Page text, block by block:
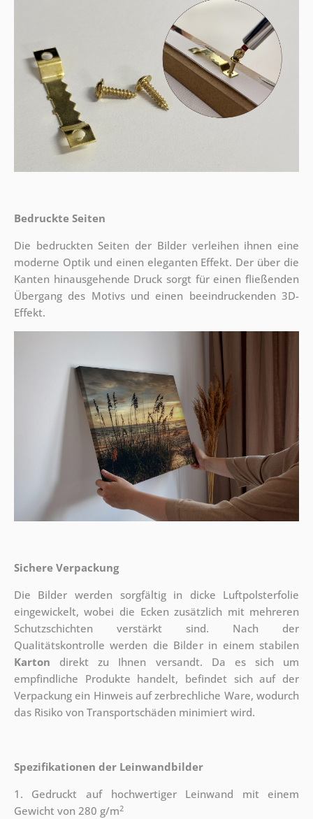
Bedruckte Seiten
Die bedruckten Seiten der Bilder verleihen ihnen eine
moderne Optik und einen eleganten Effekt. Der über die
Kanten hinausgehende Druck sorgt für einen fließenden
Übergang des Motivs und einen beeindruckenden 3D-
Effekt.
Sichere Verpackung
Die Bilder werden sorgfältig in dicke Luftpolsterfolie
eingewickelt, wobei die Ecken zusätzlich mit mehreren
Schutzschichten verstärkt sind. Nach der
Qualitätskontrolle werden die Bilder in einem stabilen
Karton direkt zu Ihnen versandt. Da es sich um
empfindliche Produkte handelt, befindet sich auf der
Verpackung ein Hinweis auf zerbrechliche Ware, wodurch
das Risiko von Transportschäden minimiert wird.
Spezifikationen der Leinwandbilder
1. Gedruckt auf hochwertiger Leinwand mit einem
Gewicht von 280 g/m2